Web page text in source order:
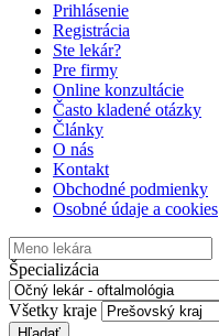
Prihlásenie
Registrácia
Ste lekár?
Pre firmy
Online konzultácie
Často kladené otázky
Články
O nás
Kontakt
Obchodné podmienky
Osobné údaje a cookies
Špecializácia
Všetky kraje